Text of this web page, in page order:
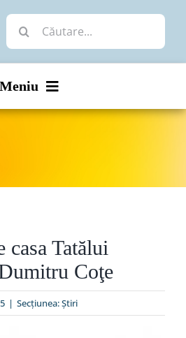
Cautare...
Meniu
casa Tatălui
Coţe
| Secțiunea:Ştiri